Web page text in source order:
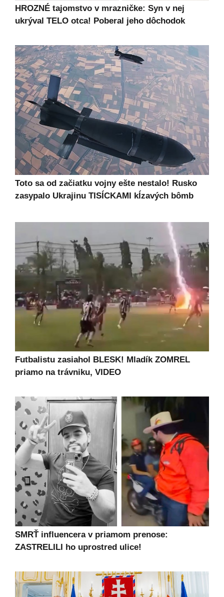
HROZNÉ tajomstvo v mrazničke: Syn v nej
ukrýval TELO otca! Poberal jeho dôchodok
Toto sa od začiatku vojny ešte nestalo! Rusko
zasypalo Ukrajinu TISÍCKAMI kĺzavých bômb
Futbalistu zasiahol BLESK! Mladík ZOMREL
priamo na trávniku, VIDEO
SMRŤ influencera v priamom prenose:
ZASTRELILI ho uprostred ulice!